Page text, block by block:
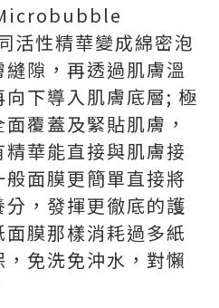
活性精華變成綿密泡
隙，再透過肌膚溫
下導入肌膚底層; 極
覆蓋及緊貼肌膚，
華能直接與肌膚接
面膜更簡單直接將
，發揮更徹底的護
膜那樣消耗過多紙
免洗免沖水，對懶